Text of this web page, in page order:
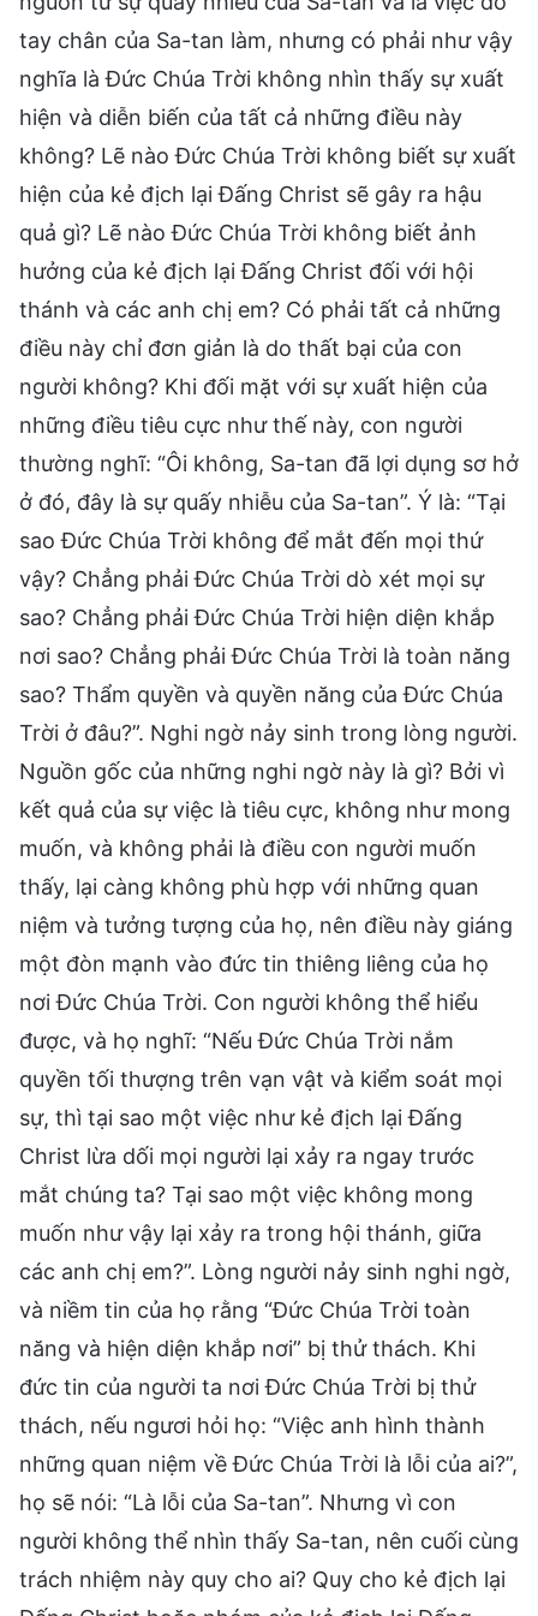
tay chân của Sa-tan làm, nhưng có phải như vậy
nghĩa là Đức Chúa Trời không nhìn thấy sự xuất
hiện và diễn biến của tất cả những điều này
không? Lẽ nào Đức Chúa Trời không biết sự xuất
hiện của kẻ địch lại Đấng Christ sẽ gây ra hậu
quả gì? Lẽ nào Đức Chúa Trời không biết ảnh
hưởng của kẻ địch lại Đấng Christ đối với hội
thánh và các anh chị em? Có phải tất cả những
điều này chỉ đơn giản là do thất bại của con
người không? Khi đối mặt với sự xuất hiện của
những điều tiêu cực như thế này, con người
thường nghĩ: “Ôi không, Sa-tan đã lợi dụng sơ hở
ở đó, đây là sự quấy nhiễu của Sa-tan”. Ý là: “Tại
sao Đức Chúa Trời không để mắt đến mọi thứ
vậy? Chẳng phải Đức Chúa Trời dò xét mọi sự
sao? Chẳng phải Đức Chúa Trời hiện diện khắp
nơi sao? Chẳng phải Đức Chúa Trời là toàn năng
sao? Thẩm quyền và quyền năng của Đức Chúa
Trời ở đâu?”. Nghi ngờ nảy sinh trong lòng người.
Nguồn gốc của những nghi ngờ này là gì? Bởi vì
kết quả của sự việc là tiêu cực, không như mong
muốn, và không phải là điều con người muốn
thấy, lại càng không phù hợp với những quan
niệm và tưởng tượng của họ, nên điều này giáng
một đòn mạnh vào đức tin thiêng liêng của họ
nơi Đức Chúa Trời. Con người không thể hiểu
được, và họ nghĩ: “Nếu Đức Chúa Trời nắm
quyền tối thượng trên vạn vật và kiểm soát mọi
sự, thì tại sao một việc như kẻ địch lại Đấng
Christ lừa dối mọi người lại xảy ra ngay trước
mắt chúng ta? Tại sao một việc không mong
muốn như vậy lại xảy ra trong hội thánh, giữa
các anh chị em?”. Lòng người nảy sinh nghi ngờ,
và niềm tin của họ rằng “Đức Chúa Trời toàn
năng và hiện diện khắp nơi” bị thử thách. Khi
đức tin của người ta nơi Đức Chúa Trời bị thử
thách, nếu ngươi hỏi họ: “Việc anh hình thành
những quan niệm về Đức Chúa Trời là lỗi của ai?”,
họ sẽ nói: “Là lỗi của Sa-tan”. Nhưng vì con
người không thể nhìn thấy Sa-tan, nên cuối cùng
trách nhiệm này quy cho ai? Quy cho kẻ địch lại